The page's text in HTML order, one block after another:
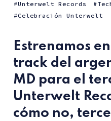
Unterwelt Records
Celebración Unterwelt
Estrenamos
track del
MD para el
Unterwelt
cómo no,